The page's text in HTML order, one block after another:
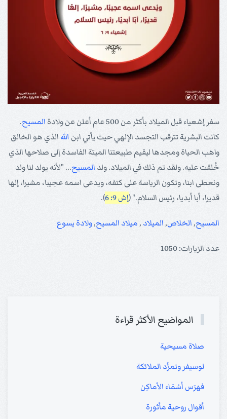
سفر إشعياء قبل الميلاد بأكثر من 500 عام أعلن عن ولادة المسيح.
كانت البشرية تترقب التجسد الإلهي حيث يأتي ابن الله الذي هو الخالق
واهب الحياة ومجدها ليقيم طبيعتنا الميتة الفاسدة إلى صلاحها الذي
خُلقت عليه. ولقد تم ذلك في الميلاد. ولد المسيح... "لأنه يولد لنا ولد
ونعطى ابنا، وتكون الرياسة على كتفه، ويدعى اسمه عجيبا، مشيرا، إلها
قديرا، أبا أبديا، رئيس السلام." (إش 9: 6 ).
المسيح,الخلاص,الميلاد ,ميلاد المسيح,ولادة يسوع
عدد الزيارات: 1050
المواضيع الأكثر قراءة
صلاة مسيحية
لوسيفر وتمرُّد الملائكة
فهرَس أسْمَاء الأماكِن
أقوال روحية مأثورة